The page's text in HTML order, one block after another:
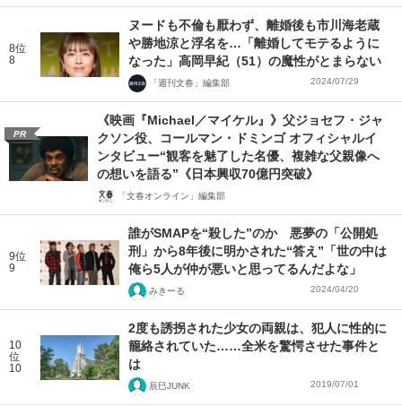
8位
8
ヌードも不倫も厭わず、離婚後も市川海老蔵
や勝地涼と浮名を…「離婚してモテるように
なった」高岡早紀（51）の魔性がとまらない
「週刊文春」編集部 2024/07/29
PR
《映画『Michael／マイケル』》父ジョセフ・ジャ
クソン役、コールマン・ドミンゴ オフィシャルイ
ンタビュー“観客を魅了した名優、複雑な父親像へ
の想いを語る”《日本興収70億円突破》
「文春オンライン」編集部
9位
9
誰がSMAPを“殺した”のか 悪夢の「公開処
刑」から8年後に明かされた“答え”「世の中は
俺ら5人が仲が悪いと思ってるんだよな」
みきーる 2024/04/20
10
位
10
2度も誘拐された少女の両親は、犯人に性的に
籠絡されていた……全米を驚愕させた事件と
は
辰巳JUNK 2019/07/01